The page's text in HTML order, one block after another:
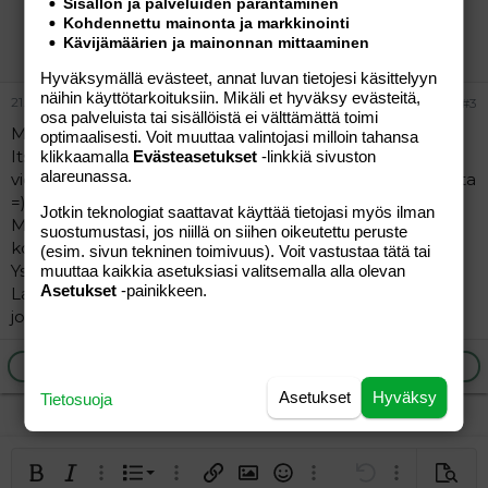
Peppi Pitkätossu
Uusi jäsen
21.06.2004 #3
Moi!
Itse en ole myyrmäestä mutta ihan
vierestä,malminkartanosta,ihan myrtsin ja maltsun rajalta
=)
Mulla tyttö 3,5 v ja perheeseen kuullu lisäksi kisuja ja
koira,
Ystävää täälläkin kaivattaisiin...Olen itse kohta 26 v.
Laitappa yksityisviestii jos kiinnostaa tutstuu,myös sinä
joka olit kannelmäestä =)
LihavoituKursivoitu
Laajennettuun editoriin…
Lista
Järjestetty lista
Laajennettuun editoriin…
Lisää hyperlinkki
Lisää kuva
HymiötLaajennettuun
Kumoa
Kohdennettu mainonta ja markkinointi
Kävijämäärien ja mainonnan mittaaminen
Hyväksymällä evästeet, annat luvan tietojesi käsittelyyn
näihin käyttötarkoituksiin. Mikäli et hyväksy evästeitä,
osa palveluista tai sisällöistä ei välttämättä toimi
optimaalisesti. Voit muuttaa valintojasi milloin tahansa
klikkaamalla Evästeasetukset -linkkiä sivuston
alareunassa.
Jotkin teknologiat saattavat käyttää tietojasi myös ilman
suostumustasi, jos niillä on siihen oikeutettu peruste
(esim. sivun tekninen toimivuus). Voit vastustaa tätä tai
muuttaa kaikkia asetuksiasi valitsemalla alla olevan
Asetukset -painikkeen.
Hyväksy
Asetukset
Tietosuoja